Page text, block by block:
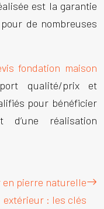
est la garantie
de nombreuses
fondation maison
qualité/prix et
pour bénéficier
d’une réalisation
en pierre naturelle
extérieur : les clés